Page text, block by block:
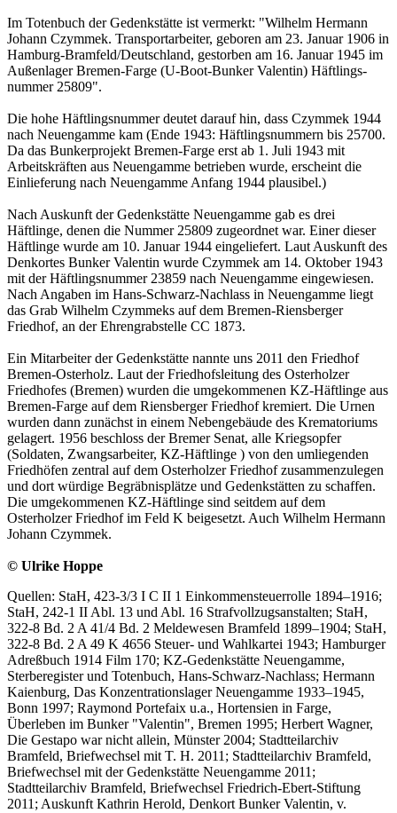
Im Totenbuch der Gedenkstätte ist vermerkt: "Wilhelm Hermann
Johann Czymmek. Transportarbeiter, geboren am 23. Januar 1906 in
Hamburg-Bramfeld/Deutschland, gestorben am 16. Januar 1945 im
Außenlager Bremen-Farge (U-Boot-Bunker Valentin) Häftlings­
nummer 25809".
Die hohe Häftlingsnummer deutet darauf hin, dass Czymmek 1944
nach Neuengamme kam (Ende 1943: Häftlingsnummern bis 25700.
Da das Bunkerprojekt Bremen-Farge erst ab 1. Juli 1943 mit
Arbeitskräften aus Neuengamme betrieben wurde, erscheint die
Einlieferung nach Neuengamme Anfang 1944 plausibel.)
Nach Auskunft der Gedenkstätte Neuengamme gab es drei
Häftlinge, denen die Nummer 25809 zugeordnet war. Einer dieser
Häftlinge wurde am 10. Januar 1944 eingeliefert. Laut Auskunft des
Denkortes Bunker Valentin wurde Czymmek am 14. Oktober 1943
mit der Häftlingsnummer 23859 nach Neuengamme eingewiesen.
Nach Angaben im Hans-Schwarz-Nachlass in Neuengamme liegt
das Grab Wilhelm Czymmeks auf dem Bremen-Riensberger
Friedhof, an der Ehrengrabstelle CC 1873.
Ein Mitarbeiter der Gedenkstätte nannte uns 2011 den Friedhof
Bremen-Osterholz. Laut der Friedhofsleitung des Osterholzer
Friedhofes (Bremen) wurden die umgekommenen KZ-Häftlinge aus
Bremen-Farge auf dem Riensberger Friedhof kremiert. Die Urnen
wurden dann zunächst in einem Nebengebäude des Krematoriums
gelagert. 1956 beschloss der Bremer Senat, alle Kriegsopfer
(Soldaten, Zwangsarbeiter, KZ-Häftlinge ) von den umliegenden
Friedhöfen zentral auf dem Osterholzer Friedhof zusammenzulegen
und dort würdige Begräbnisplätze und Gedenkstätten zu schaffen.
Die umgekommenen KZ-Häftlinge sind seitdem auf dem
Osterholzer Friedhof im Feld K beigesetzt. Auch Wilhelm Hermann
Johann Czymmek.
© Ulrike Hoppe
Quellen: StaH, 423-3/3 I C II 1 Einkommensteuerrolle 1894–1916;
StaH, 242-1 II Abl. 13 und Abl. 16 Strafvollzugsanstalten; StaH,
322-8 Bd. 2 A 41/4 Bd. 2 Meldewesen Bramfeld 1899–1904; StaH,
322-8 Bd. 2 A 49 K 4656 Steuer- und Wahlkartei 1943; Hamburger
Adreßbuch 1914 Film 170; KZ-Gedenkstätte Neuengamme,
Sterberegister und Totenbuch, Hans-Schwarz-Nachlass; Hermann
Kaienburg, Das Konzentrationslager Neuengamme 1933–1945,
Bonn 1997; Raymond Portefaix u.a., Hortensien in Farge,
Überleben im Bunker "Valentin", Bremen 1995; Herbert Wagner,
Die Gestapo war nicht allein, Münster 2004; Stadtteilarchiv
Bramfeld, Briefwechsel mit T. H. 2011; Stadtteilarchiv Bramfeld,
Briefwechsel mit der Gedenkstätte Neuengamme 2011;
Stadtteilarchiv Bramfeld, Briefwechsel Friedrich-Ebert-Stiftung
2011; Auskunft Kathrin Herold, Denkort Bunker Valentin, v.